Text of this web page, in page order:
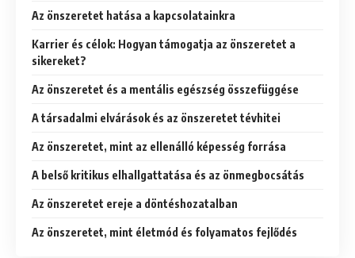
Az önszeretet hatása a kapcsolatainkra
Karrier és célok: Hogyan támogatja az önszeretet a
sikereket?
Az önszeretet és a mentális egészség összefüggése
A társadalmi elvárások és az önszeretet tévhitei
Az önszeretet, mint az ellenálló képesség forrása
A belső kritikus elhallgattatása és az önmegbocsátás
Az önszeretet ereje a döntéshozatalban
Az önszeretet, mint életmód és folyamatos fejlődés